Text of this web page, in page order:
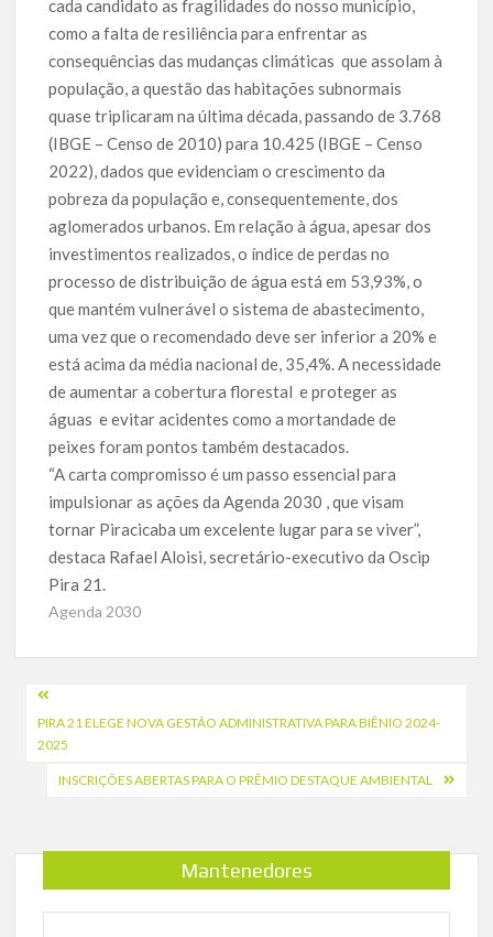
cada candidato as fragilidades do nosso município,
como a falta de resiliência para enfrentar as
consequências das mudanças climáticas que assolam à
população, a questão das habitações subnormais
quase triplicaram na última década, passando de 3.768
(IBGE – Censo de 2010) para 10.425 (IBGE – Censo
2022), dados que evidenciam o crescimento da
pobreza da população e, consequentemente, dos
aglomerados urbanos. Em relação à água, apesar dos
investimentos realizados, o índice de perdas no
processo de distribuição de água está em 53,93%, o
que mantém vulnerável o sistema de abastecimento,
uma vez que o recomendado deve ser inferior a 20% e
está acima da média nacional de, 35,4%. A necessidade
de aumentar a cobertura florestal e proteger as
águas e evitar acidentes como a mortandade de
peixes foram pontos também destacados.
“A carta compromisso é um passo essencial para
impulsionar as ações da Agenda 2030 , que visam
tornar Piracicaba um excelente lugar para se viver”,
destaca Rafael Aloisi, secretário-executivo da Oscip
Pira 21.
Agenda 2030
Navegação
de
Post
PIRA 21 ELEGE NOVA GESTÃO ADMINISTRATIVA PARA BIÊNIO 2024-
2025
INSCRIÇÕES ABERTAS PARA O PRÊMIO DESTAQUE AMBIENTAL
Mantenedores